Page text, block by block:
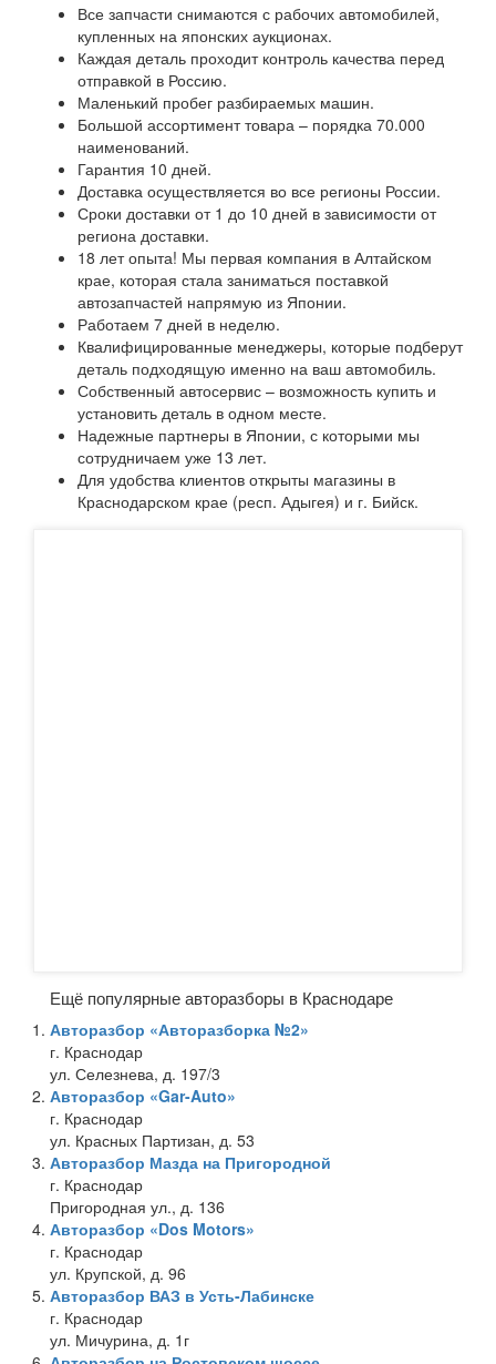
Все запчасти снимаются с рабочих автомобилей,
купленных на японских аукционах.
Каждая деталь проходит контроль качества перед
отправкой в Россию.
Маленький пробег разбираемых машин.
Большой ассортимент товара – порядка 70.000
наименований.
Гарантия 10 дней.
Доставка осуществляется во все регионы России.
Сроки доставки от 1 до 10 дней в зависимости от
региона доставки.
18 лет опыта! Мы первая компания в Алтайском
крае, которая стала заниматься поставкой
автозапчастей напрямую из Японии.
Работаем 7 дней в неделю.
Квалифицированные менеджеры, которые подберут
деталь подходящую именно на ваш автомобиль.
Собственный автосервис – возможность купить и
установить деталь в одном месте.
Надежные партнеры в Японии, с которыми мы
сотрудничаем уже 13 лет.
Для удобства клиентов открыты магазины в
Краснодарском крае (респ. Адыгея) и г. Бийск.
Ещё популярные авторазборы в Краснодаре
Авторазбор «Авторазборка №2»
г. Краснодар
ул. Селезнева, д. 197/3
Авторазбор «Gar-Auto»
г. Краснодар
ул. Красных Партизан, д. 53
Авторазбор Мазда на Пригородной
г. Краснодар
Пригородная ул., д. 136
Авторазбор «Dos Motors»
г. Краснодар
ул. Крупской, д. 96
Авторазбор ВАЗ в Усть-Лабинске
г. Краснодар
ул. Мичурина, д. 1г